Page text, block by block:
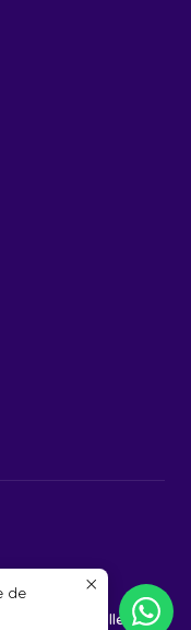
por Jumpseller .
de